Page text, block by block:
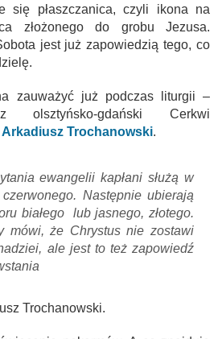
się płaszczanica, czyli ikona na
złożonego do grobu Jezusa.
jest już zapowiedzią tego, co
zauważyć już podczas liturgii –
olsztyńsko-gdański Cerkwi
Arkadiusz Trochanowski.
ewangelii kapłani służą w
Następnie ubierają
białego lub jasnego, złotego.
mówi, że Chrystus nie zostawi
ale jest to też zapowiedź
Trochanowski.